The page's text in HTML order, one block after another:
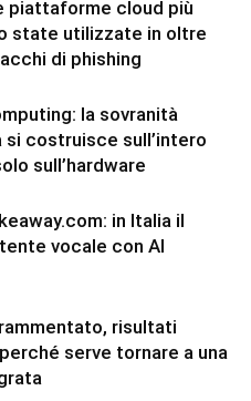
piattaforme cloud più
state utilizzate in oltre
di phishing
la sovranità
costruisce sull’intero
sull’hardware
in Italia il
vocale con AI
risultati
serve tornare a una